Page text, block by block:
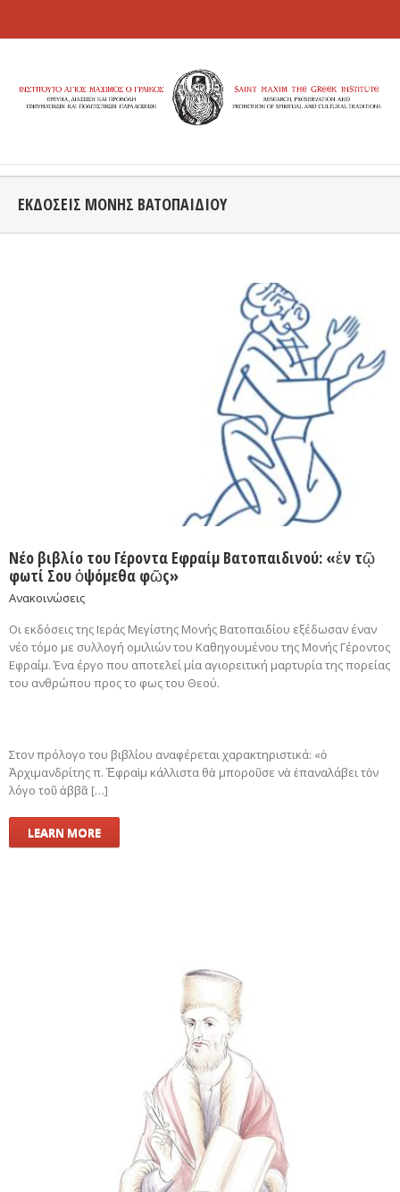
ΕΚΔΟΣΕΙΣ ΜΟΝΗΣ ΒΑΤΟΠΑΙΔΙΟΥ
Νέο βιβλίο του Γέροντα Εφραίμ Βατοπαιδινού: «ἐν τῷ
φωτί Σου ὀψόμεθα φῶς»
Ανακοινώσεις
Οι εκδόσεις της Ιεράς Μεγίστης Μονής Βατοπαιδίου εξέδωσαν έναν
νέο τόμο με συλλογή ομιλιών του Καθηγουμένου της Μονής Γέροντος
Εφραίμ. Ένα έργο που αποτελεί μία αγιορειτική μαρτυρία της πορείας
του ανθρώπου προς το φως του Θεού.
Στον πρόλογο του βιβλίου αναφέρεται χαρακτηριστικά: «ὁ
Ἀρχιμανδρίτης π. Ἐφραὶμ κάλλιστα θὰ μποροῦσε νὰ ἐπαναλάβει τὸν
λόγο τοῦ ἀββᾶ […]
LEARN MORE